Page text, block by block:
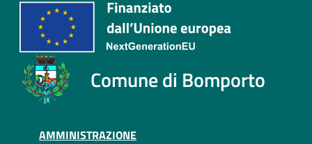
Comune di Bomporto
AMMINISTRAZIONE